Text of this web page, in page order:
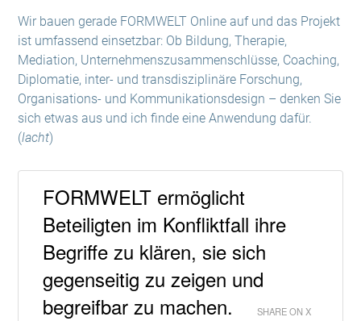
Wir bauen gerade FORMWELT Online auf und das Projekt
ist umfassend einsetzbar: Ob Bildung, Therapie,
Mediation, Unternehmenszusammenschlüsse, Coaching,
Diplomatie, inter- und transdisziplinäre Forschung,
Organisations- und Kommunikationsdesign – denken Sie
sich etwas aus und ich finde eine Anwendung dafür.
(lacht)
FORMWELT ermöglicht
Beteiligten im Konfliktfall ihre
Begriffe zu klären, sie sich
gegenseitig zu zeigen und
begreifbar zu machen.
SHARE ON X